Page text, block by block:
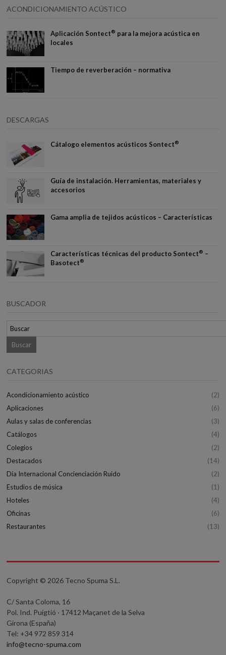
ACONDICIONAMIENTO ACÚSTICO
Aplicación Sontect® para la mejora acústica en
locales
Tiempo de reverberación – normativa
DESCARGAS
Cátalogo elementos acústicos Sontect®
Guía de instalación. Herramientas, materiales y
accesorios
Gama amplia de tejidos acústicos – Características
Características técnicas del producto Sontect® –
Basotect®
BUSCADOR
CATEGORIAS
Acondicionamiento acústico
(2)
Aplicaciones
(6)
Aulas y salas de conferencias
(3)
Catálogos
(4)
Colegios
(2)
Destacados
(14)
Día Internacional Concienciación Ruido
(2)
Estudios de música
(1)
Hoteles
(4)
Oficinas
(6)
Restaurantes
(13)
Copyright © 2026 Tecno Spuma S.L.
C/ Santa Coloma, 16
Pol. Ind. Puigtió · 17412 Maçanet de la Selva
Girona (España)
Tel: +34 972 859 314
info@tecno-spuma.com